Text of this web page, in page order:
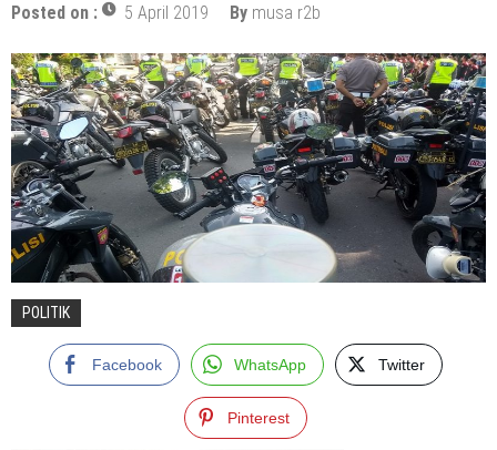
Posted on : 5 April 2019 By musa r2b
POLITIK
Facebook WhatsApp Twitter
Pinterest